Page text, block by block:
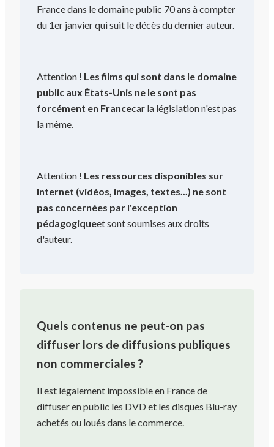
France dans le domaine public 70 ans à compter
du 1er janvier qui suit le décès du dernier auteur.
Attention ! Les films qui sont dans le domaine
public aux États-Unis ne le sont pas
forcément en Francecar la législation n'est pas
la même.
Attention ! Les ressources disponibles sur
Internet (vidéos, images, textes...) ne sont
pas concernées par l'exception
pédagogiqueet sont soumises aux droits
d'auteur.
Quels contenus ne peut-on pas
diffuser lors de diffusions publiques
non commerciales ?
Il est légalement impossible en France de
diffuser en public les DVD et les disques Blu-ray
achetés ou loués dans le commerce.